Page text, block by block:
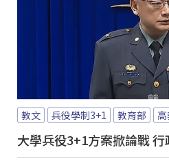
教文 兵役學制3+1 教育部
大學兵役3+1方案掀論戰